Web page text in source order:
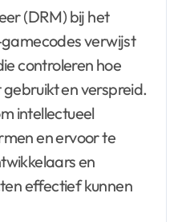
(DRM) bij het
verwijst
controleren hoe
en verspreid.
intellectueel
en ervoor te
en
effectief kunnen